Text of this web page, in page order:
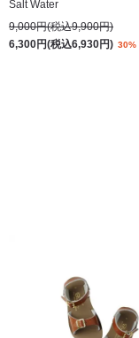
Salt Water
9,000円(税込9,900円)
6,300円(税込6,930円) 30%